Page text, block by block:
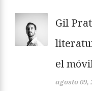
Gil
el
agosto 09,